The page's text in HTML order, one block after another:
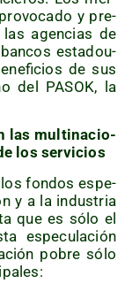
y pre­
agen­cias de
esta­dou­
de sus
del PASOK, la
las mul­ti­na­cio­
los servicios
fon­dos espe­
y a la indus­tria
que es sólo el
espe­cu­la­ción
pobre sólo